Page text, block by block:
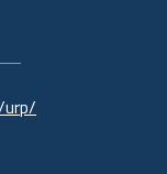
urp/